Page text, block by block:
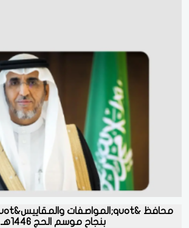
بنجاح موسم الحج 1446هـ